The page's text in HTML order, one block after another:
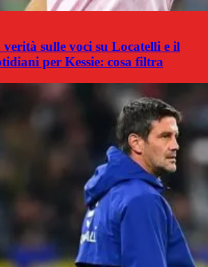
sulle voci su Locatelli e il
per Kessie: cosa filtra